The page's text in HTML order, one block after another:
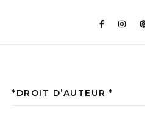
*DROIT D’AUTEUR *